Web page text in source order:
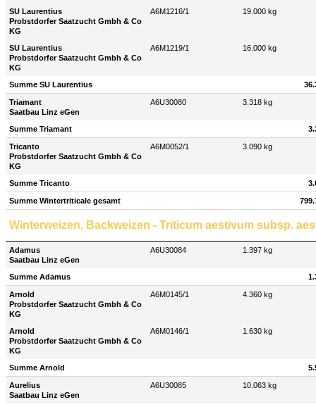
SU Laurentius
Probstdorfer Saatzucht Gmbh & Co
KG
A6M1216/1 19.000 kg
SU Laurentius
Probstdorfer Saatzucht Gmbh & Co
KG
A6M1219/1 16.000 kg
Summe SU Laurentius
Triamant
Saatbau Linz eGen
A6U30080 3.318 kg
Summe Triamant
Tricanto
Probstdorfer Saatzucht Gmbh & Co
KG
A6M0052/1 3.090 kg
Summe Tricanto
Summe Wintertriticale gesamt
Winterweizen, Backweizen - Triticum aestivum subsp.
Adamus
Saatbau Linz eGen
A6U30084 1.397 kg
Summe Adamus
Arnold
Probstdorfer Saatzucht Gmbh & Co
KG
A6M0145/1 4.360 kg
Arnold
Probstdorfer Saatzucht Gmbh & Co
KG
A6M0146/1 1.630 kg
Summe Arnold
Aurelius
Saatbau Linz eGen
A6U30085 10.063 kg